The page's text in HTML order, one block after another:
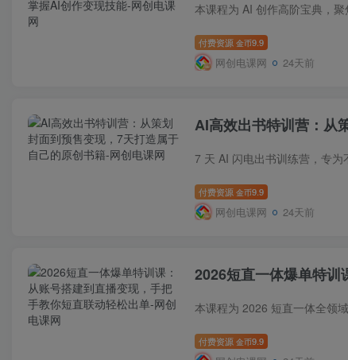
付费资源 金币9.9
网创电课网 24天前
AI高效出书特训营：从
付费资源 金币9.9
网创电课网 24天前
2026短直一体爆单特训
付费资源 金币9.9